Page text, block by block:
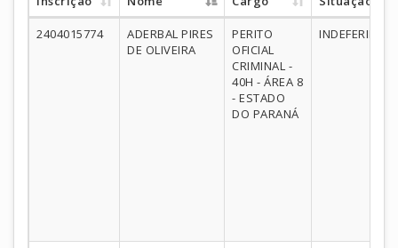
2404015774
ADERBAL PIRES
DE OLIVEIRA
PERITO
OFICIAL
CRIMINAL -
40H - ÁREA 8
- ESTADO
DO PARANÁ
INDEFERIDO